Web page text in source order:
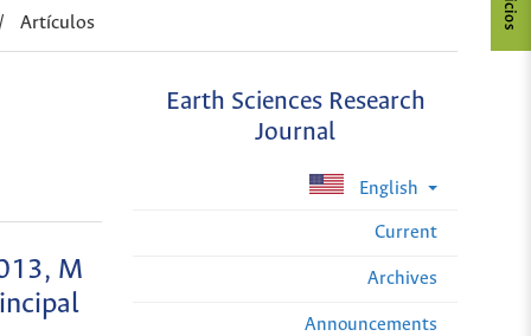
/ Artículos
Earth Sciences Research
Journal
English
Current
Archives
Announcements
M